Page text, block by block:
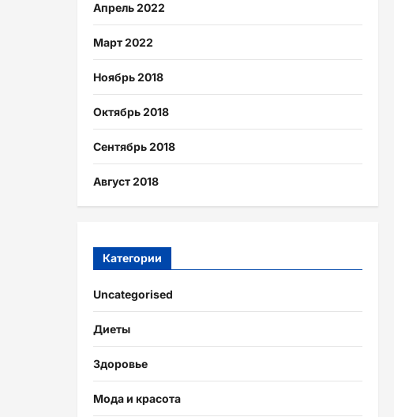
Апрель 2022
Март 2022
Ноябрь 2018
Октябрь 2018
Сентябрь 2018
Август 2018
Категории
Uncategorised
Диеты
Здоровье
Мода и красота